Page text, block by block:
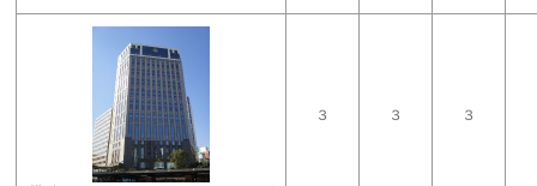
３ ３ ３